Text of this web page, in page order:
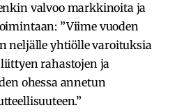
valvoo markkinoita ja
”Viime vuoden
neljälle yhtiölle varoituksia
rahastojen ja
ohessa annetun